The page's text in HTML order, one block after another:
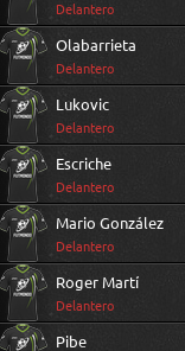
Delantero
Olabarrieta
Delantero
Lukovic
Delantero
Escriche
Delantero
Mario González
Delantero
Roger Martí
Delantero
Pibe